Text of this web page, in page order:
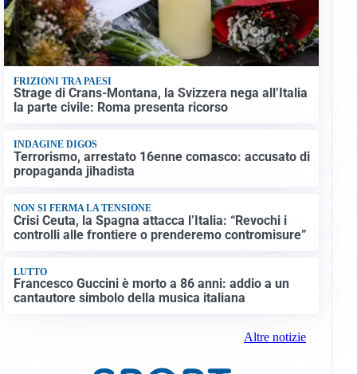
FRIZIONI TRA PAESI
Strage di Crans-Montana, la Svizzera nega all’Italia
la parte civile: Roma presenta ricorso
INDAGINE DIGOS
Terrorismo, arrestato 16enne comasco: accusato di
propaganda jihadista
NON SI FERMA LA TENSIONE
Crisi Ceuta, la Spagna attacca l’Italia: “Revochi i
controlli alle frontiere o prenderemo contromisure”
LUTTO
Francesco Guccini è morto a 86 anni: addio a un
cantautore simbolo della musica italiana
Altre notizie